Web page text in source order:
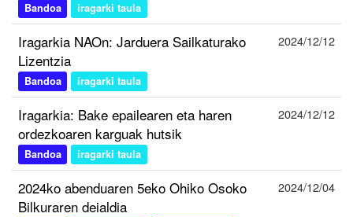
Bandoa
iragarki taula
Iragarkia NAOn: Jarduera Sailkaturako
Lizentzia
Bandoa iragarki taula
2024/12/12
Iragarkia: Bake epailearen eta haren
ordezkoaren karguak hutsik
Bandoa iragarki taula
2024/12/12
2024ko abenduaren 5eko Ohiko Osoko
Bilkuraren deialdia
2024/12/04